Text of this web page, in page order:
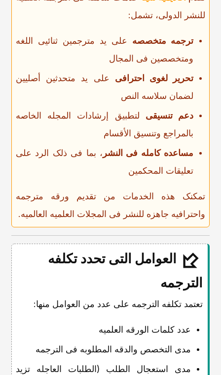
للنشر الدولی، تشمل:
ترجمه متخصصه على ید مترجمین ثنائیی اللغه
ومتخصصین فی المجال
تحریر لغوی احترافی على ید متحدثین أصلیین
لضمان سلاسه النص
دعم تنسیقی لتطبیق إرشادات المجله الخاصه
بالمراجع وتنسیق الأقسام
مساعده کامله فی النشر ، بما فی ذلک الرد على
تعلیقات المحکمین
تمکنک هذه الخدمات من تقدیم ورقه مترجمه
واحترافیه جاهزه للنشر فی المجلات العلمیه العالمیه.
العوامل التی تحدد تکلفه
الترجمه
تعتمد تکلفه الترجمه على عدد من العوامل منها:
عدد کلمات الورقه العلمیه
مدى التخصص والدقه المطلوبه فی الترجمه
مدى استعجال الطلب (الطلبات العاجله تزید